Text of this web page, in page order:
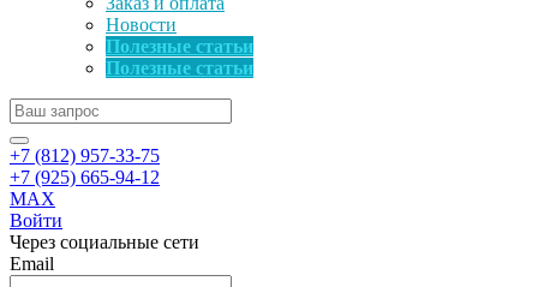
Новости
Полезные статьи
Полезные статьи
+7 (812) 957-33-75
+7 (925) 665-94-12
MAX
Войти
Через социальные сети
Email